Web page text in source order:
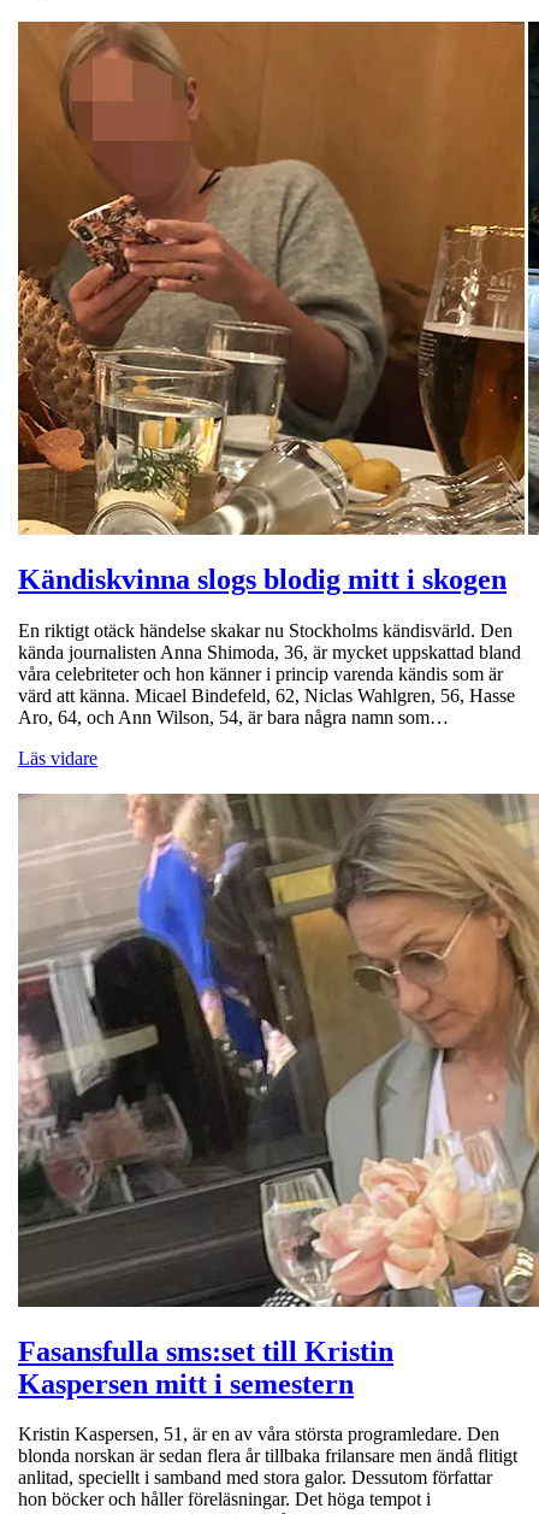
Kändiskvinna slogs blodig mitt i skogen
En riktigt otäck händelse skakar nu Stockholms kändisvärld. Den
kända journalisten Anna Shimoda, 36, är mycket uppskattad bland
våra celebriteter och hon känner i princip varenda kändis som är
värd att känna. Micael Bindefeld, 62, Niclas Wahlgren, 56, Hasse
Aro, 64, och Ann Wilson, 54, är bara några namn som…
Läs vidare
Fasansfulla sms:set till Kristin
Kaspersen mitt i semestern
Kristin Kaspersen, 51, är en av våra största programledare. Den
blonda norskan är sedan flera år tillbaka frilansare men ändå flitigt
anlitad, speciellt i samband med stora galor. Dessutom författar
hon böcker och håller föreläsningar. Det höga tempot i